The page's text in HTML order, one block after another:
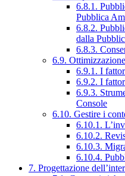
6.8.1.
Pubblica
6.8.2.
dalla
6.8.3.
6.9.
6.9.1. I
6.9.2. I
6.9.3.
Console
6.10. Gestire i
6.10.1.
6.10.2.
6.10.3.
6.10.4.
7. Progettazione